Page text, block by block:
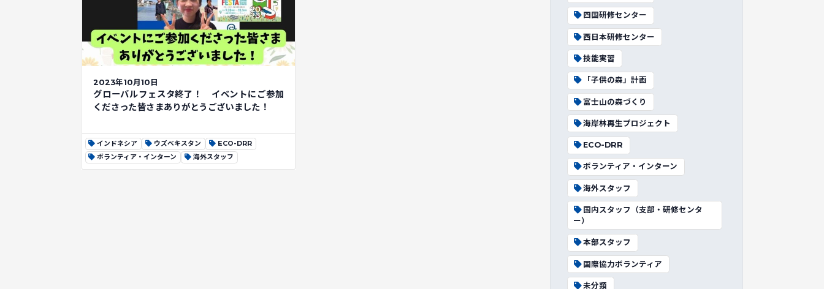
2023年10月10日
グローバルフェスタ終了！ イベントにご参加
くださった皆さまありがとうございました！
インドネシア ウズベキスタン
ECO-DRR
ボランティア・インターン
海外スタッフ
四国研修センター
西日本研修センター
技能実習
「子供の森」計画
富士山の森づくり
海岸林再生プロジェクト
ECO-DRR
ボランティア・インターン
海外スタッフ
国内スタッフ（支部・研修センタ
ー）
本部スタッフ
国際協力ボランティア
未分類